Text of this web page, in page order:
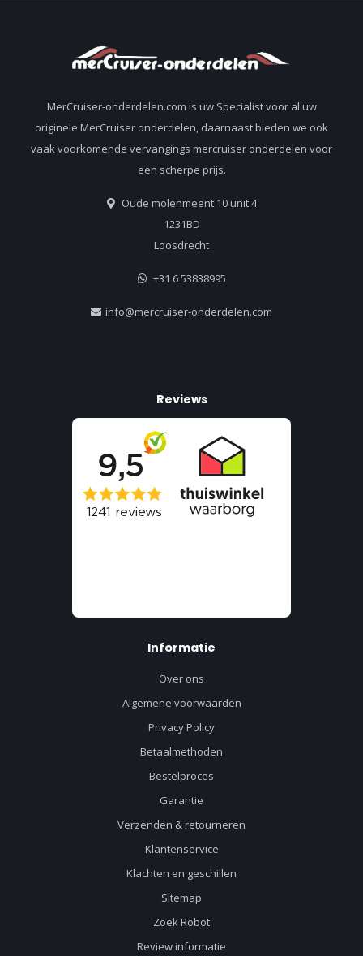
MerCruiser-onderdelen.com is uw Specialist voor al uw
originele MerCruiser onderdelen, daarnaast bieden we ook
vaak voorkomende vervangings mercruiser onderdelen voor
een scherpe prijs.
Oude molenmeent 10 unit 4
1231BD
Loosdrecht
+31 6 53838995
info@mercruiser-onderdelen.com
Reviews
Informatie
Over ons
Algemene voorwaarden
Privacy Policy
Betaalmethoden
Bestelproces
Garantie
Verzenden & retourneren
Klantenservice
Klachten en geschillen
Sitemap
Zoek Robot
Review informatie